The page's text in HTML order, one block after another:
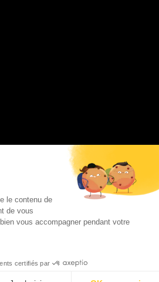
le contenu de
de vous
vous accompagner pendant votre
certifiés par